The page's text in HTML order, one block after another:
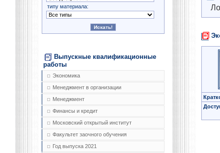
типу материала:
Выпускные квалификационные
работы
Экономика
Менеджмент в организации
Менеджмент
Финансы и кредит
Московский открытый институт
Факультет заочного обучения
Год выпуска 2021